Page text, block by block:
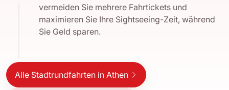
vermeiden Sie mehrere Fahrtickets und
maximieren Sie Ihre Sightseeing-Zeit, während
Sie Geld sparen.
Alle Stadtrundfahrten in Athen